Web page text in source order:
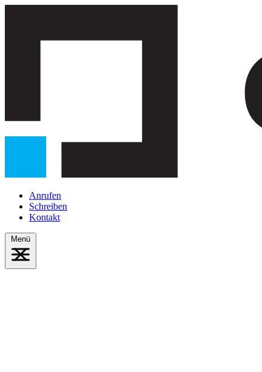
Anrufen
Schreiben
Kontakt
Menü